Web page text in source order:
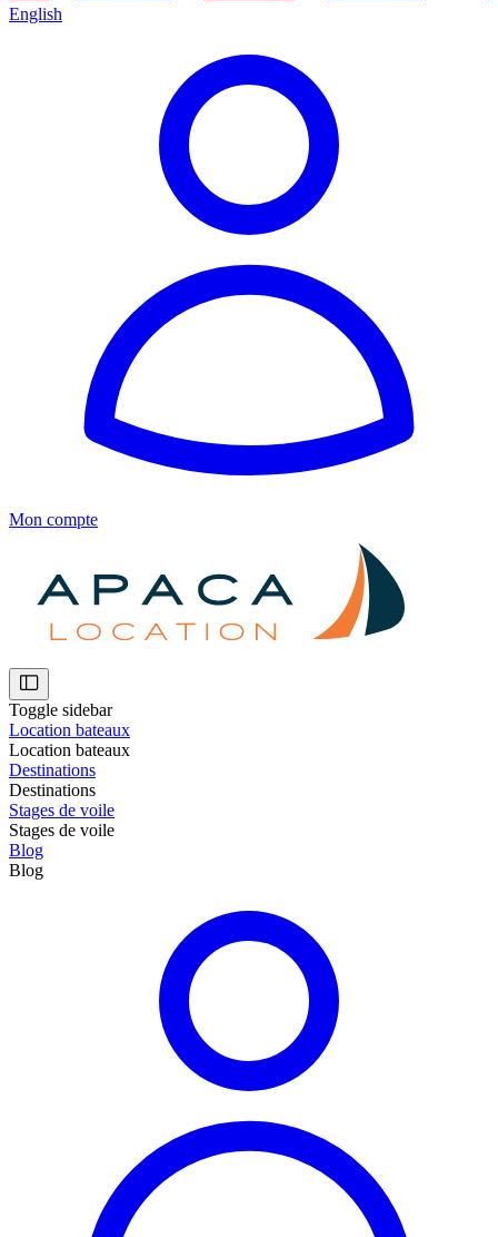
English
Mon compte
Toggle sidebar
Location bateaux
Location bateaux
Destinations
Destinations
Stages de voile
Stages de voile
Blog
Blog